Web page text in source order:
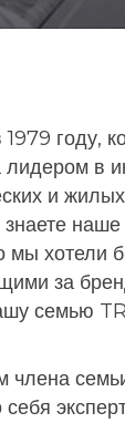
году,
в
и
мы хотели
за
семью
члена